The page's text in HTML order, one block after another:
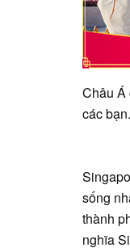
Châu Á
các
sống
thành
nghĩa